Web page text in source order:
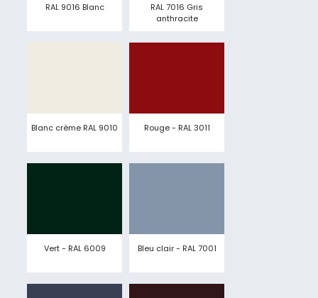
RAL 9016 Blanc
RAL 7016 Gris
anthracite
Blanc crème RAL 9010 Rouge - RAL 3011
Vert - RAL 6009 Bleu clair - RAL 7001